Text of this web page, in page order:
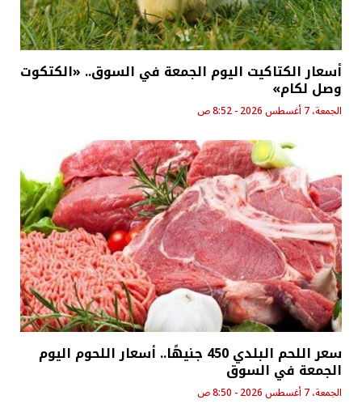
أسعار الكتاكيت اليوم الجمعة في السوق.. «الكتكوت
وصل لكام»
الجمعة، 7 أغسطس 2026 - 8:52 ص
سعر اللحم البلدي 450 جنيهًا.. أسعار اللحوم اليوم
الجمعة في السوق
الجمعة، 7 أغسطس 2026 - 8:50 ص